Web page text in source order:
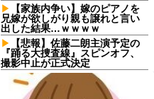
【家族内争い】嫁のピアノを
兄嫁が欲しがり親も譲れと言い
出した結果…ｗｗｗｗ
【悲報】佐藤二朗主演予定の
『踊る大捜査線』スピンオフ、
撮影中止が正式決定
【悲報】東科大医学部卒の美
人YouTuber、直美で炎上・・・